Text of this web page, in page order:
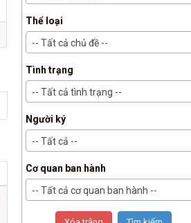
Thể loại
-- Tất cả chủ đề --
Tình trạng
-- Tất cả tình trạng --
Người ký
-- Tất cả --
Cơ quan ban hành
-- Tất cả cơ quan ban hành --